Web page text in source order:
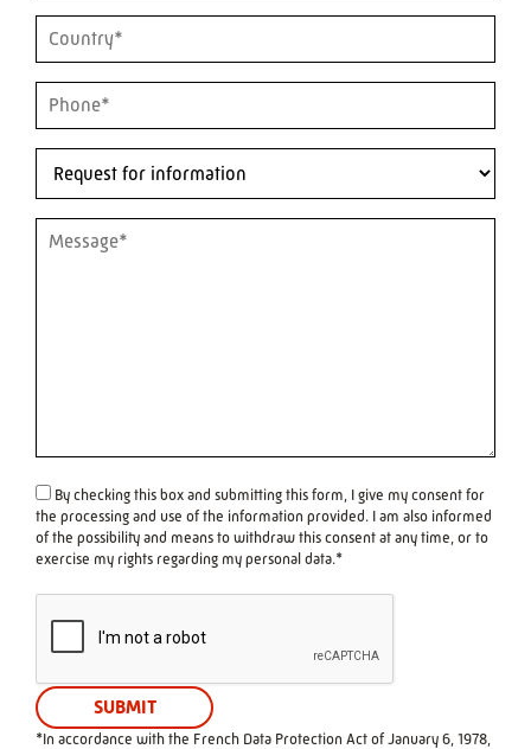
By checking this box and submitting this form, I give my consent for
the processing and use of the information provided. I am also informed
of the possibility and means to withdraw this consent at any time, or to
exercise my rights regarding my personal data.*
*In accordance with the French Data Protection Act of January 6, 1978,